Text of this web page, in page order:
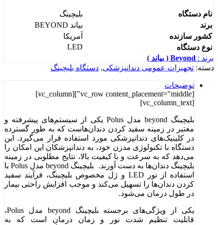
نام دستگاه
بلیچینگ
برند
بیاند BEYOND
کشور سازنده
آمریکا
نوع دستگاه
LED
برند : Beyond ( بیاند )
دسته: تجهیزات عمومی دندانپزشکی, دستگاه بلیچینگ
توضیحات
[vc_row content_placement="middle"][vc_column]
[vc_column_text]
بلیچینگ beyond مدل Polus یکی از سیستم‌های پیشرفته و
معتبر در زمینه سفید کردن دندان‌هاست که به طور گسترده
در کلینیک‌های دندانپزشکی مورد استفاده قرار می‌گیرد. این
دستگاه با تکنولوژی مدرن خود، به دندانپزشکان این امکان را
می‌دهد که به سرعت و با کیفیت بالا، نتایج مطلوبی در زمینه
بلیچینگ دندان‌ها به دست آورند. بلیچینگ beyond مدل Polus با
استفاده از نور LED و ژل مخصوص بلیچینگ، فرآیند سفید
کردن دندان‌ها را تسهیل می‌کند و موجب افزایش راحتی بیمار
در طول درمان می‌شود.
یکی از ویژگی‌های برجسته بلیچینگ beyond مدل Polus،
قابلیت تنظیم شدت نور و زمان درمان است که به